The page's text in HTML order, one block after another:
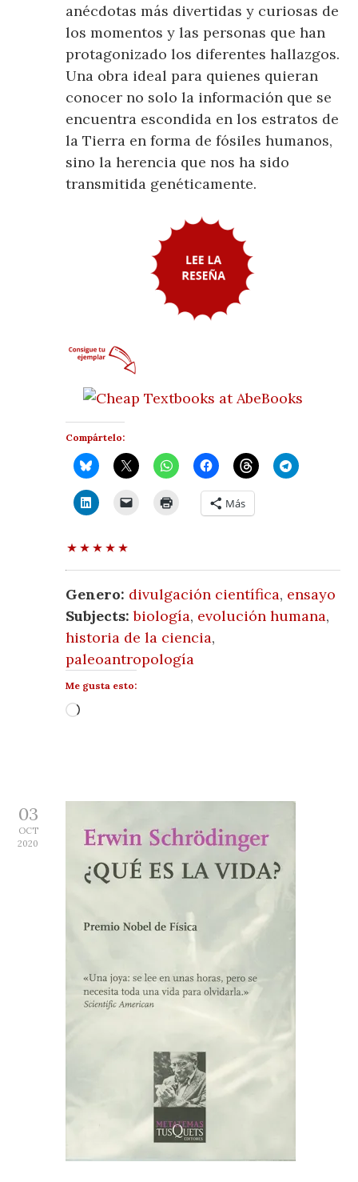
anécdotas más divertidas y curiosas de
los momentos y las personas que han
protagonizado los diferentes hallazgos.
Una obra ideal para quienes quieran
conocer no solo la información que se
encuentra escondida en los estratos de
la Tierra en forma de fósiles humanos,
sino la herencia que nos ha sido
transmitida genéticamente.
Compártelo:
Más
Genero: divulgación científica, ensayo
Subjects: biología, evolución humana,
historia de la ciencia,
paleoantropología
Me gusta esto:
Cargando...
03
OCT
2020